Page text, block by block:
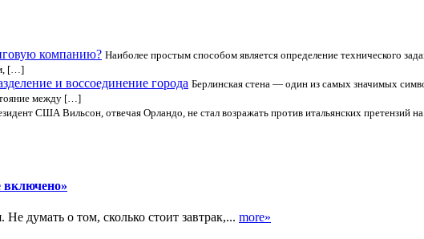
компанию? Наиболее простым способом является определение технического
[…]
и воссоединение города Берлинская стена — один из самых значимых
между […]
США Вильсон, отвечая Орландо, не стал возражать против итальянских
думать о том, сколько стоит завтрак,... more»